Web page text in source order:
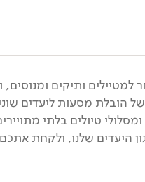
למטיילים ותיקים
מסעות ליעדים
טיולים בלתי
היעדים שלנו, ולקחת